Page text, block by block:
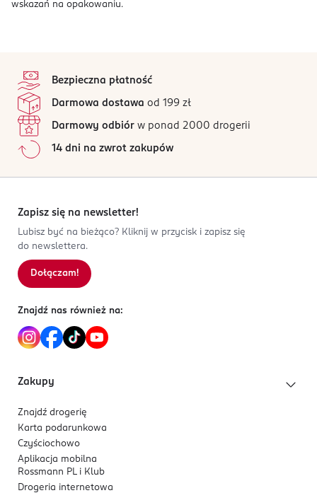
wskazań na opakowaniu.
Bezpieczna płatność
Darmowa dostawa od 199 zł
Darmowy odbiór w ponad 2000 drogerii
14 dni na zwrot zakupów
Zapisz się na newsletter!
Lubisz być na bieżąco? Kliknij w przycisk i zapisz się
do newslettera.
Dołączam!
Znajdź nas również na:
Zakupy
Znajdź drogerię
Karta podarunkowa
Czyściochowo
Aplikacja mobilna
Rossmann PL i Klub
Drogeria internetowa